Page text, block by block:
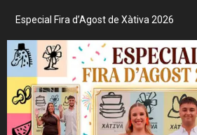
Especial Fira d’Agost de Xàtiva 2026